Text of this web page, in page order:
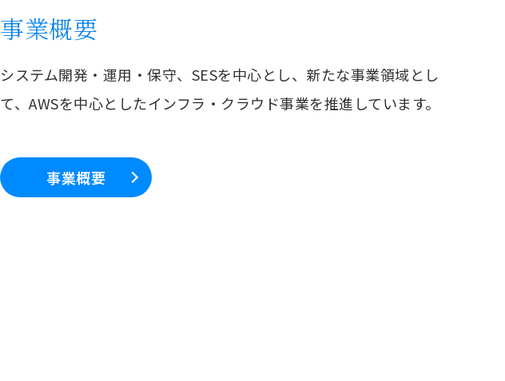
事業概要
システム開発・運用・保守、SESを中心とし、新たな事業領域とし
て、AWSを中心としたインフラ・クラウド事業を推進しています。
事業概要